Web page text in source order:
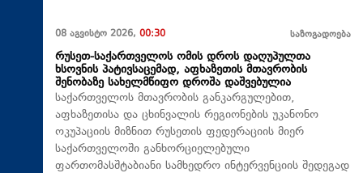
08 აგვისტო 2026, 00:30 საზოგადოება
რუსეთ-საქართველოს ომის დროს დაღუპულთა
ხსოვნის პატივსაცემად, აფხაზეთის მთავრობის
შენობაზე სახელმწიფო დროშა დაშვებულია
საქართველოს მთავრობის განკარგულებით,
აფხაზეთისა და ცხინვალის რეგიონების უკანონო
ოკუპაციის მიზნით რუსეთის ფედერაციის მიერ
საქართველოში განხორციელებული
ფართომასშტაბიანი სამხედრო ინტერვენციის შედეგად